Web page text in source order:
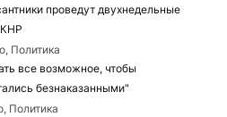
проведут двухнедельные
КНР
Политика
все возможное, чтобы
безнаказанными"
Политика